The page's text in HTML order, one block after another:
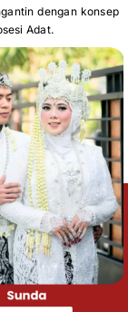
dengan konsep
Adat.